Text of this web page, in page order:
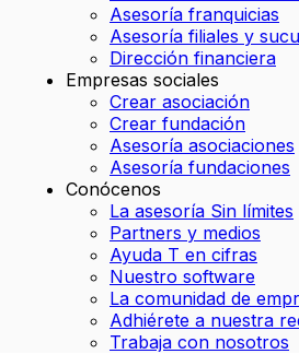
Asesoría franquicias
Asesoría filiales y
Dirección financiera
Empresas sociales
Crear asociación
Crear fundación
Asesoría asociaciones
Asesoría fundaciones
Conócenos
La asesoría Sin límites
Partners y medios
Ayuda T en cifras
Nuestro software
La comunidad de
Adhiérete a nuestra
Trabaja con nosotros